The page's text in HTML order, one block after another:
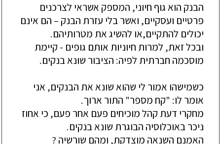
הבנק הוא גוף חיוני, המספק אשראי לצרכנים
פרטיים ועסקיים, ואשר בלי עזרת הבנק – הם אינם
יכולים להתקיים,או להשיג את מטרותיהם.
ובכל זאת, למרות חיוניות אותם גופים - קיימת
מוסכמה חברתית לפיה: הציבור שונא בנקים.
כשמישהו אמור לי שהוא שונא את הבנקים, אני
אומר לו: "קח מספר" התור ארוך.
מחקרי דעת קהל מוכיחים פעם אחר פעם, כי אחוז
ניכר באוכלוסיה הבוגרת שונא בנקים.
האמנם השנאה מוצדקת, ומהם שורשיה ?